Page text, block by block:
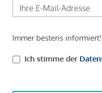
Immer bestens informiert!
Ich stimme der